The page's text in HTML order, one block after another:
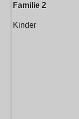
Familie 2
Kinder